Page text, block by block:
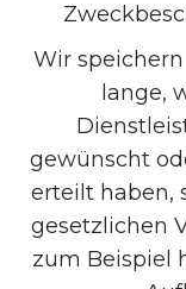
Wir
lange,
gewünscht
erteilt haben,
gesetzlichen
zum Beispiel